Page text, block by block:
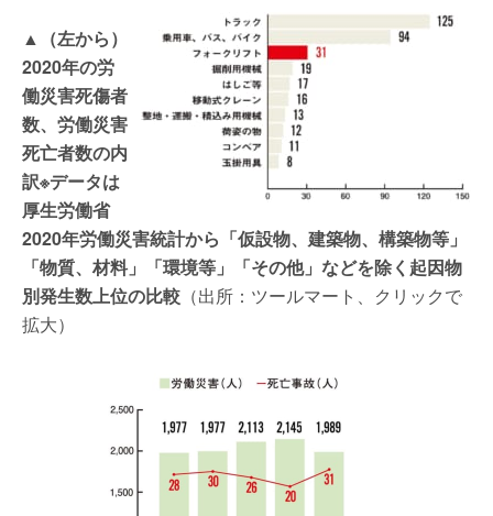
▲（左から）
2020年の労
働災害死傷者
数、労働災害
死亡者数の内
訳※データは
厚生労働省
2020年労働災害統計から「仮設物、建築物、構築物等」
「物質、材料」「環境等」「その他」などを除く起因物
別発生数上位の比較 （出所：ツールマート、クリックで
拡大）